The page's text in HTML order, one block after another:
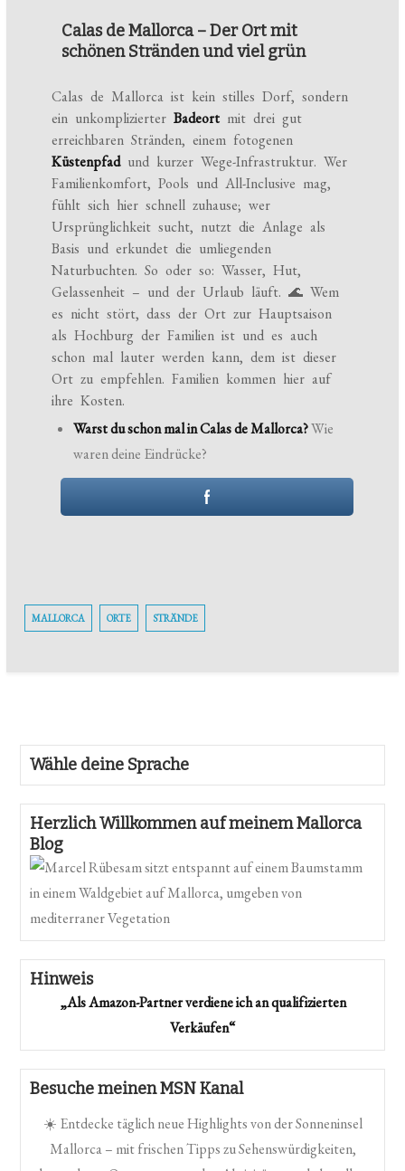
Calas de Mallorca – Der Ort mit
schönen Stränden und viel grün
Calas de Mallorca ist kein stilles Dorf, sondern
ein unkomplizierterBadeort mit drei gut
erreichbaren Stränden, einem fotogenen
Küstenpfadund kurzer Wege-Infrastruktur. Wer
Familienkomfort, Pools und All-Inclusive mag,
fühlt sich hier schnell zuhause; wer
Ursprünglichkeit sucht, nutzt die Anlage als
Basis und erkundet die umliegenden
Naturbuchten. So oder so: Wasser, Hut,
Gelassenheit – und der Urlaub läuft. 🌊 Wem
es nicht stört, dass der Ort zur Hauptsaison
als Hochburg der Familien ist und es auch
schon mal lauter werden kann, dem ist dieser
Ort zu empfehlen. Familien kommen hier auf
ihre Kosten.
Warst du schon mal in Calas de Mallorca?Wie
waren deine Eindrücke?
MALLORCA ORTE STRÄNDE
Wähle deine Sprache
Herzlich Willkommen auf meinem Mallorca
Blog
Hinweis
„Als Amazon-Partner verdiene ich an qualifizierten
Verkäufen“
Besuche meinen MSN Kanal
☀️ Entdecke täglich neue Highlights von der Sonneninsel
Mallorca – mit frischen Tipps zu Sehenswürdigkeiten,